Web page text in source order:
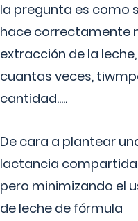
la pregunta es como
hace correctamente
extracción de la leche,
cuantas veces,
cantidad.....
De cara a plantear
lactancia
pero minimizando el
de leche de fórmula